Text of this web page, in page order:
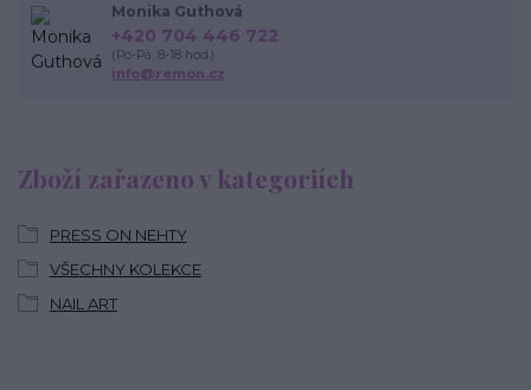
Zboží zařazeno v kategoriích
PRESS ON NEHTY
VŠECHNY KOLEKCE
NAIL ART
Monika Guthová
+420 704 446 722
(Po-Pá, 8-18 hod.)
info@remon.cz